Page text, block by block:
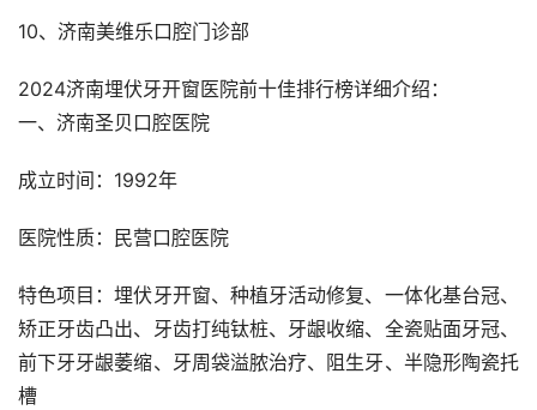
10、济南美维乐口腔门诊部
2024济南埋伏牙开窗医院前十佳排行榜详细介绍：
一、济南圣贝口腔医院
成立时间：1992年
医院性质：民营口腔医院
特色项目：埋伏牙开窗、种植牙活动修复、一体化基台冠、
矫正牙齿凸出、牙齿打纯钛桩、牙龈收缩、全瓷贴面牙冠、
前下牙牙龈萎缩、牙周袋溢脓治疗、阻生牙、半隐形陶瓷托
槽